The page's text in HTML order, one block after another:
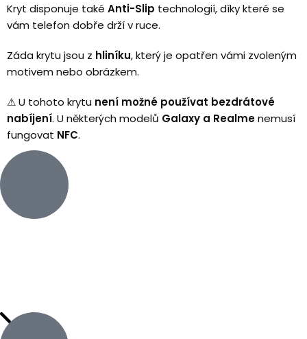
Kryt disponuje také Anti-Slip technologií, díky které se
vám telefon dobře drží v ruce.
Záda krytu jsou z hliníku, který je opatřen vámi zvoleným
motivem nebo obrázkem.
⚠U tohoto krytu není možné používat bezdrátové
nabíjení. U některých modelů Galaxy a Realmenemusí
fungovat NFC.